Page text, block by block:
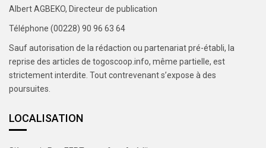
Albert AGBEKO, Directeur de publication
Téléphone (00228) 90 96 63 64
Sauf autorisation de la rédaction ou partenariat pré-établi, la
reprise des articles de togoscoop.info, même partielle, est
strictement interdite. Tout contrevenant s’expose à des
poursuites.
LOCALISATION